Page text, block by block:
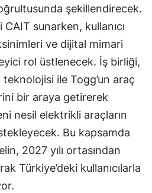
şekillendirecek.
sunarken, kullanıcı
ve dijital mimari
rol üstlenecek. İş birliği,
teknolojisi ile Togg’un araç
bir araya getirerek
nesil elektrikli araçların
Bu kapsamda
2027 yılı ortasından
Türkiye’deki kullanıcılarla